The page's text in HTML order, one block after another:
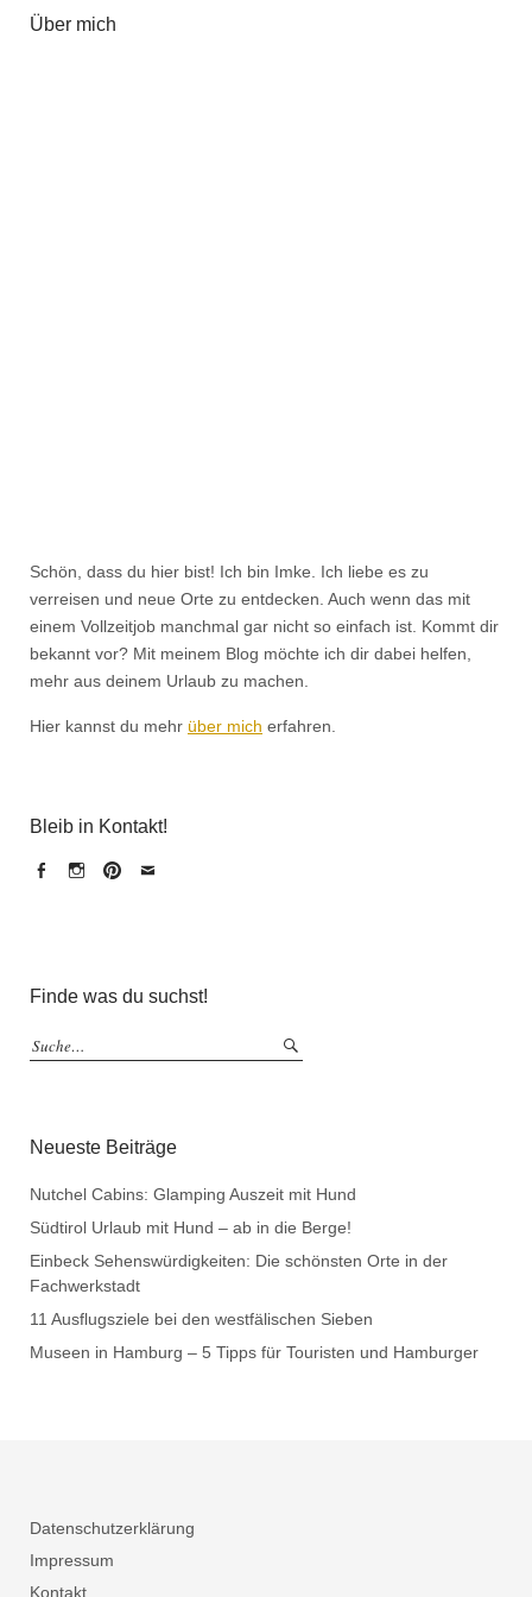
Über mich
Schön, dass du hier bist! Ich bin Imke. Ich liebe es zu
verreisen und neue Orte zu entdecken. Auch wenn das mit
einem Vollzeitjob manchmal gar nicht so einfach ist. Kommt dir
bekannt vor? Mit meinem Blog möchte ich dir dabei helfen,
mehr aus deinem Urlaub zu machen.
Hier kannst du mehr über mich erfahren.
Bleib in Kontakt!
Finde was du suchst!
Neueste Beiträge
Nutchel Cabins: Glamping Auszeit mit Hund
Südtirol Urlaub mit Hund – ab in die Berge!
Einbeck Sehenswürdigkeiten: Die schönsten Orte in der
Fachwerkstadt
11 Ausflugsziele bei den westfälischen Sieben
Museen in Hamburg – 5 Tipps für Touristen und Hamburger
Datenschutzerklärung
Impressum
Kontakt